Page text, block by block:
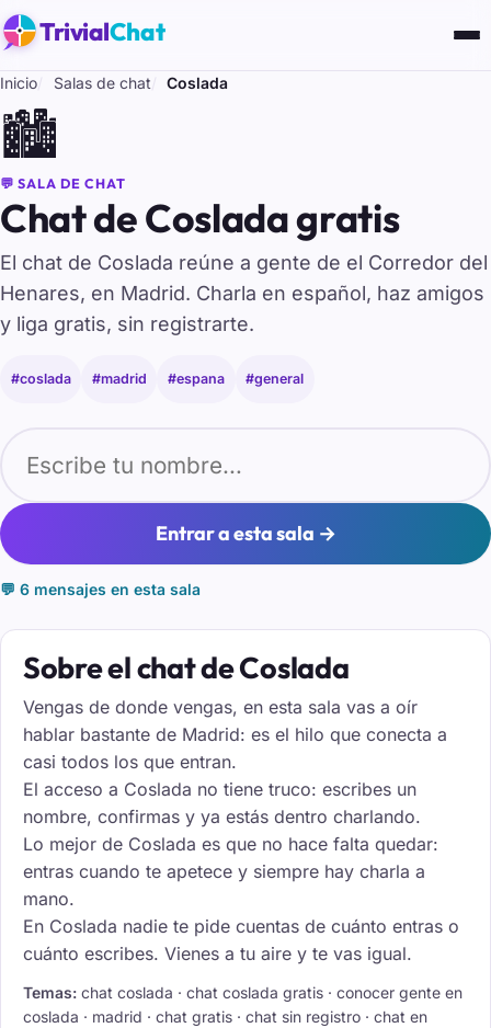
TrivialChat
Inicio Salas de chat Coslada
🏙️
💬 SALA DE CHAT
Chat de Coslada gratis
El chat de Coslada reúne a gente de el Corredor del
Henares, en Madrid. Charla en español, haz amigos
y liga gratis, sin registrarte.
#coslada #madrid #espana #general
Entrar a esta sala →
💬 6 mensajes en esta sala
Sobre el chat de Coslada
Vengas de donde vengas, en esta sala vas a oír
hablar bastante de Madrid: es el hilo que conecta a
casi todos los que entran.
El acceso a Coslada no tiene truco: escribes un
nombre, confirmas y ya estás dentro charlando.
Lo mejor de Coslada es que no hace falta quedar:
entras cuando te apetece y siempre hay charla a
mano.
En Coslada nadie te pide cuentas de cuánto entras o
cuánto escribes. Vienes a tu aire y te vas igual.
Temas: chat coslada · chat coslada gratis · conocer gente en
coslada · madrid · chat gratis · chat sin registro · chat en